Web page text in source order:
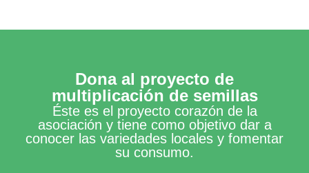
Dona al proyecto de
multiplicación de semillas
Éste es el proyecto corazón de la
asociación y tiene como objetivo dar a
conocer las variedades locales y fomentar
su consumo.